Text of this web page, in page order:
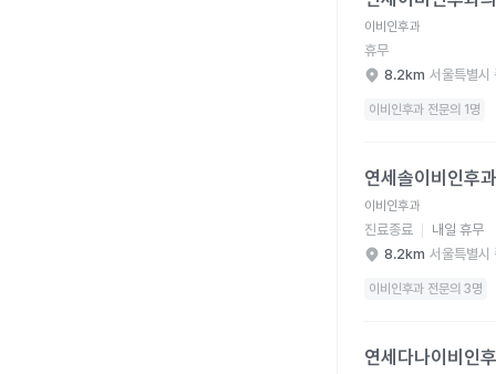
이비인후과
휴무
8.2km 서울특별시
이비인후과 전문의 1명
연세솔이비인후
이비인후과
진료종료
내일 휴무
8.2km 서울특별시
이비인후과 전문의 3명
연세다나이비인